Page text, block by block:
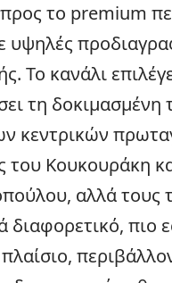
το premium
υψηλές
Το κανάλι
τη δοκιμασμένη
κεντρικών
του Κουκουράκη
αλλά τους
διαφορετικό, πιο